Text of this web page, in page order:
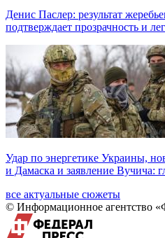
Денис Паслер: результат
подтверждает прозрачность и
Удар по энергетике Украины,
и Дамаска и заявление Вучича:
все актуальные сюжеты
© Информационное агентство